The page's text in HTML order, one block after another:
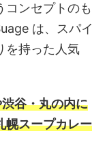
コンセプトのも
は、スパイ
を持った人気
谷・丸の内に
幌スープカレー